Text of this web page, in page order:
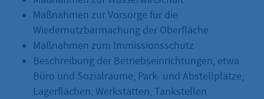
Maßnahmen zur Vorsorge für die
Wiedernutzbarmachung der Oberfläche
Maßnahmen zum Immissionsschutz
Beschreibung der Betriebseinrichtungen, etwa
Büro und Sozialräume, Park- und Abstellplätze,
Lagerflächen, Werkstätten, Tankstellen